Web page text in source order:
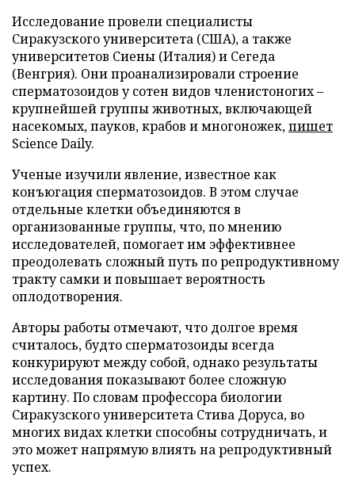
Исследование провели специалисты
Сиракузского университета (США), а также
университетов Сиены (Италия) и Сегеда
(Венгрия). Они проанализировали строение
сперматозоидов у сотен видов членистоногих –
крупнейшей группы животных, включающей
насекомых, пауков, крабов и многоножек,пишет
Science Daily.
Ученые изучили явление, известное как
конъюгация сперматозоидов. В этом случае
отдельные клетки объединяются в
организованные группы, что, по мнению
исследователей, помогает им эффективнее
преодолевать сложный путь по репродуктивному
тракту самки и повышает вероятность
оплодотворения.
Авторы работы отмечают, что долгое время
считалось, будто сперматозоиды всегда
конкурируют между собой, однако результаты
исследования показывают более сложную
картину. По словам профессора биологии
Сиракузского университета Стива Доруса, во
многих видах клетки способны сотрудничать, и
это может напрямую влиять на репродуктивный
успех.